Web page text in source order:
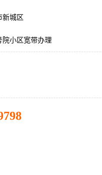
新城区
院小区宽带办理